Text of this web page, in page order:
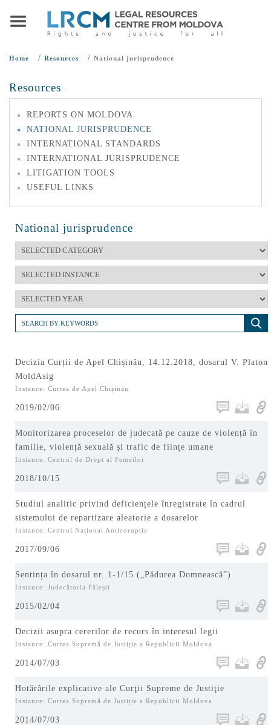
Home / Resources / National jurisprudence
Resources
REPORTS ON MOLDOVA
NATIONAL JURISPRUDENCE
INTERNATIONAL STANDARDS
INTERNATIONAL JURISPRUDENCE
LITIGATION TOOLS
USEFUL LINKS
National jurisprudence
Decizia Curții de Apel Chișinău, 14.12.2018, dosarul V. Platon
MoldAsig
Instance: Curtea de Apel Chișinău
2019/02/06
Monitorizarea proceselor de judecată pe cauze de violență în
familie, violență sexuală și trafic de ființe umane
Instance: Centrul de Drept al Femeilor
2018/10/15
Studiul analitic privind deficiențele înregistrate în cadrul
sistemului de repartizare aleatorie a dosarelor
Instance: Centrul Național Anticorupție
2017/09/06
Sentința în dosarul nr. 1-1/15 („Pădurea Domnească”)
Instance: Judecătoria Fălești
2015/02/04
Decizii asupra cererilor de recurs în interesul legii
Instance: Curtea Supremă de Justiție a Republicii Moldova
2014/07/03
Hotărârile explicative ale Curţii Supreme de Justiţie
Instance: Curtea Supremă de Justiție a Republicii Moldova
2014/07/03